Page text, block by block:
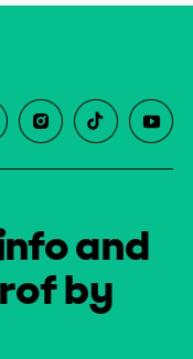
and
by